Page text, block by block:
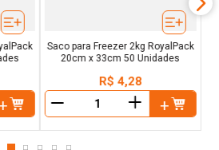
Saco para Freezer 2kg RoyalPack
20cm x 33cm 50 Unidades
R$ 4,28
＋